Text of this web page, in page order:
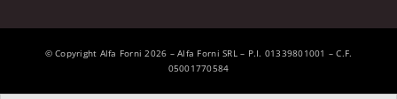
© Copyright Alfa Forni 2026 – Alfa Forni SRL – P.I. 01339801001 – C.F.
05001770584